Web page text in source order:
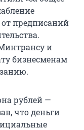
от предписаний
и
бизнесменам
рублей —
что деньги